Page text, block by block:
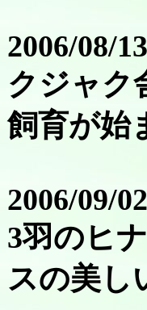
2006/08/13
クジャク
飼育が始
2006/09/02
3羽のヒ
スの美し